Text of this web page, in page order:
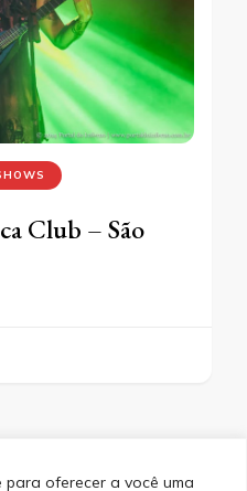
para oferecer a você uma
Club – São